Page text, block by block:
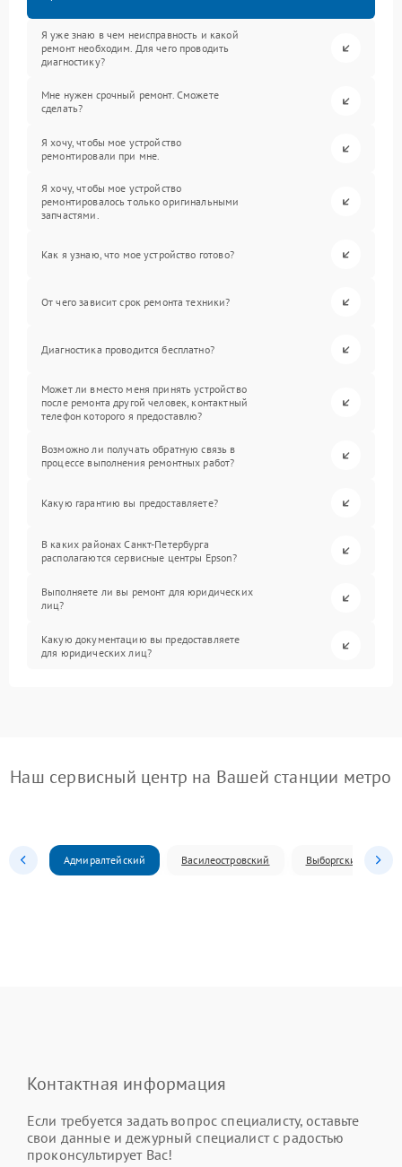
Я уже знаю в чем неисправность и какой
ремонт необходим. Для чего проводить
диагностику?
Мне нужен срочный ремонт. Сможете
сделать?
Я хочу, чтобы мое устройство
ремонтировали при мне.
Я хочу, чтобы мое устройство
ремонтировалось только оригинальными
запчастями.
Как я узнаю, что мое устройство готово?
От чего зависит срок ремонта техники?
Диагностика проводится бесплатно?
Может ли вместо меня принять устройство
после ремонта другой человек, контактный
телефон которого я предоставлю?
Возможно ли получать обратную связь в
процессе выполнения ремонтных работ?
Какую гарантию вы предоставляете?
В каких районах Санкт-Петербурга
располагаются сервисные центры Epson?
Выполняете ли вы ремонт для юридических
лиц?
Какую документацию вы предоставляете
для юридических лиц?
Наш сервисный центр на Вашей станции метро
Адмиралтейский Василеостровский Выборгский
Контактная информация
Если требуется задать вопрос специалисту, оставьте
свои данные и дежурный специалист с радостью
проконсультирует Вас!